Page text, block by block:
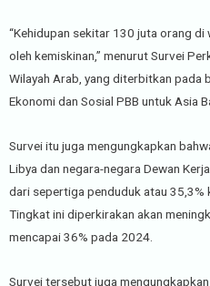
“Kehidupan sekitar 130 juta orang
oleh kemiskinan,” menurut Survei
Wilayah Arab, yang diterbitkan pada
Ekonomi dan Sosial PBB untuk Asia
Survei itu juga mengungkapkan
Libya dan negara-negara Dewan
dari sepertiga penduduk atau 35,3%
Tingkat ini diperkirakan akan
mencapai 36% pada 2024.
Survei tersebut juga